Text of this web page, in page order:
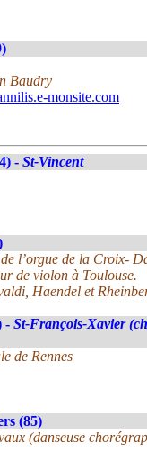
Baudry
monsite.com
- St-Vincent
l’orgue de la Croix-
de violon à Toulouse.
Haendel et
- St-François-Xavier
de Rennes
(85)
(danseuse